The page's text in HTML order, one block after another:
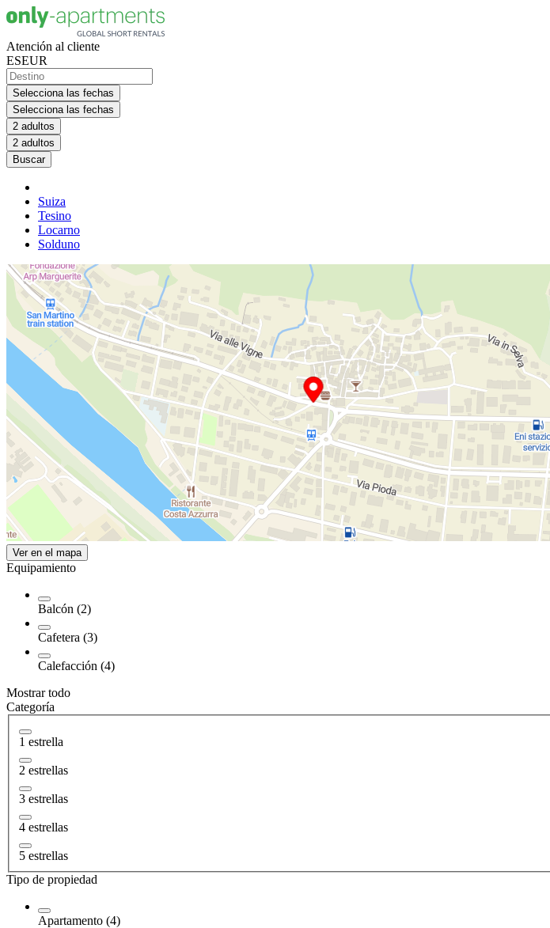
Atención al cliente
ESEUR
Selecciona las fechas
Selecciona las fechas
2 adultos
2 adultos
Buscar
Suiza
Tesino
Locarno
Solduno
Ver en el mapa
Equipamiento
Balcón (2)
Cafetera (3)
Calefacción (4)
Mostrar todo
Categoría
1 estrella
2 estrellas
3 estrellas
4 estrellas
5 estrellas
Tipo de propiedad
Apartamento (4)